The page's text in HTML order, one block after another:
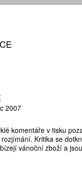
2007
komentáře v tisku
Kritika se
vánoční zboží a